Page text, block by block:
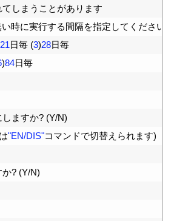
しまうことがあります
時に実行する間隔を指定してください
21日毎 (3)28日毎
)84日毎
しますか? (Y/N)
"EN/DIS"コマンドで切替えられます)
か? (Y/N)